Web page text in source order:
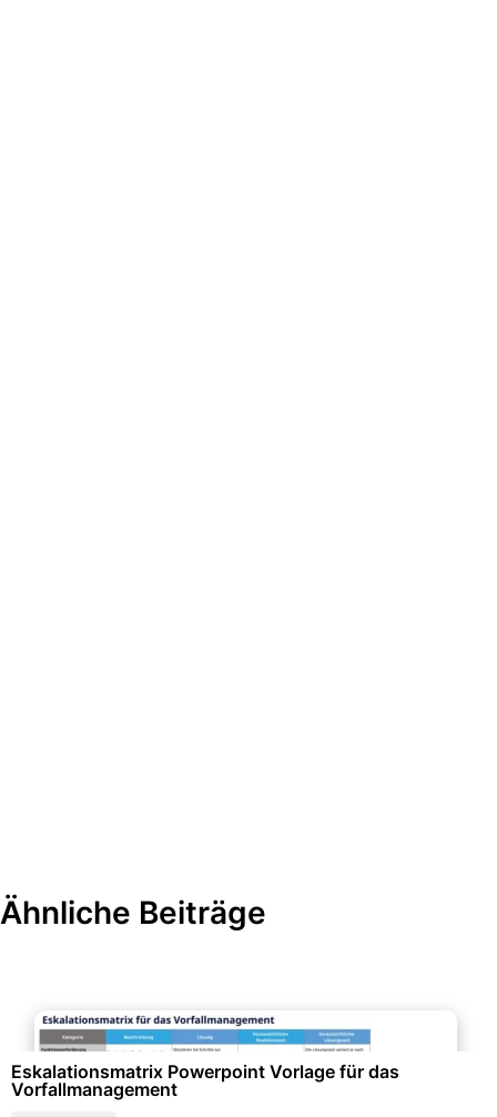
Ähnliche Beiträge
Eskalationsmatrix Powerpoint Vorlage für das
Vorfallmanagement